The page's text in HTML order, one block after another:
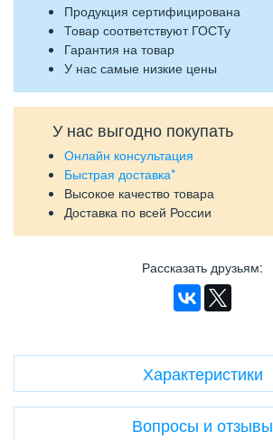
Продукция сертифицирована
Товар соответствуют ГОСТу
Гарантия на товар
У нас самые низкие цены
У нас выгодно покупать
Онлайн консультация
Быстрая доставка*
Высокое качество товара
Доставка по всей России
Рассказать друзьям:
Характеристики
Вопросы и отзывы